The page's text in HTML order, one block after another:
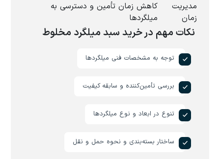
مدیریت
زمان
کاهش زمان تأمین و دسترسی به
میلگردها
نکات مهم در خرید سبد میلگرد مخلوط
توجه به مشخصات فنی میلگردها
بررسی تأمین‌کننده و سابقه کیفیت
تنوع در ابعاد و نوع میلگردها
ساختار بسته‌بندی و نحوه حمل و نقل